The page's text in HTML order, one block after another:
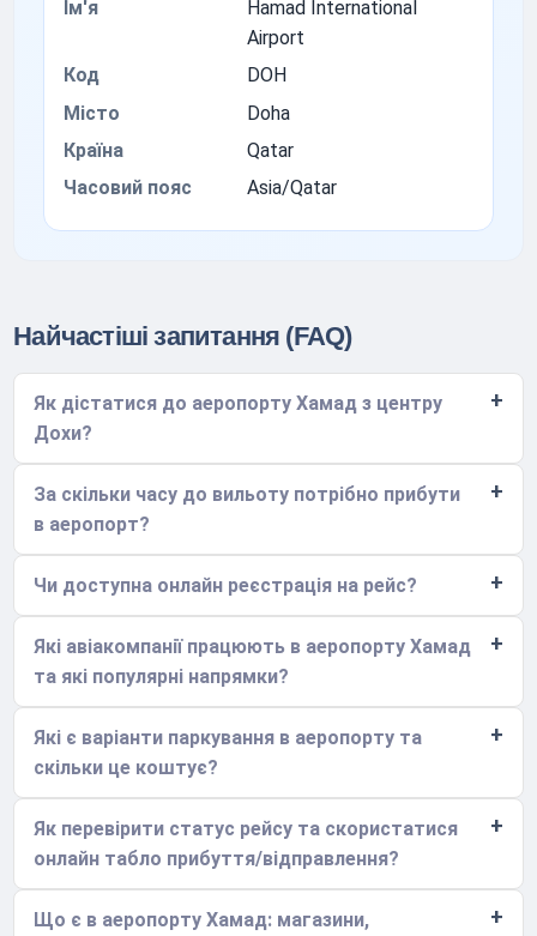
Ім'я
Hamad International
Airport
Код
DOH
Місто
Doha
Країна
Qatar
Часовий пояс
Asia/Qatar
Найчастіші запитання (FAQ)
Як дістатися до аеропорту Хамад з центру
Дохи?
За скільки часу до вильоту потрібно прибути
в аеропорт?
Чи доступна онлайн реєстрація на рейс?
Які авіакомпанії працюють в аеропорту Хамад
та які популярні напрямки?
Які є варіанти паркування в аеропорту та
скільки це коштує?
Як перевірити статус рейсу та скористатися
онлайн табло прибуття/відправлення?
Що є в аеропорту Хамад: магазини,